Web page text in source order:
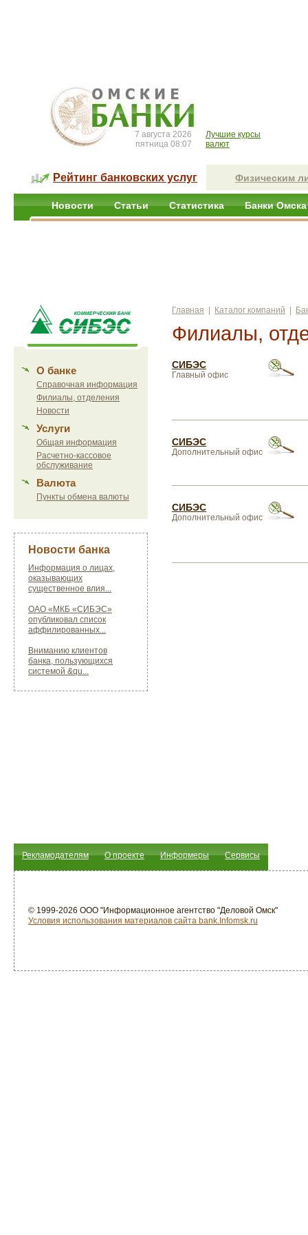
7 августа 2026
пятница 08:07
Лучшие курсы
валют
Рейтинг банковских услуг Физическим
Новости Статьи Статистика Банки Омска
О банке
Справочная информация
Филиалы, отделения
Новости
Услуги
Общая информация
Расчетно-кассовое
обслуживание
Валюта
Пункты обмена валюты
Новости банка
Информация о лицах,
оказывающих
существенное влия...
ОАО «МКБ «СИБЭС»
опубликовал список
аффилированных...
Вниманию клиентов
банка, пользующихся
системой &qu...
Главная Каталог компаний
Филиалы,
СИБЭС
Главный офис
СИБЭС
Дополнительный офис
СИБЭС
Дополнительный офис
Рекламодателям О проекте Информеры Сервисы
© 1999-2026 ООО "Информационное агентство "Деловой Омск"
Условия использования материалов сайта bank.Infomsk.ru